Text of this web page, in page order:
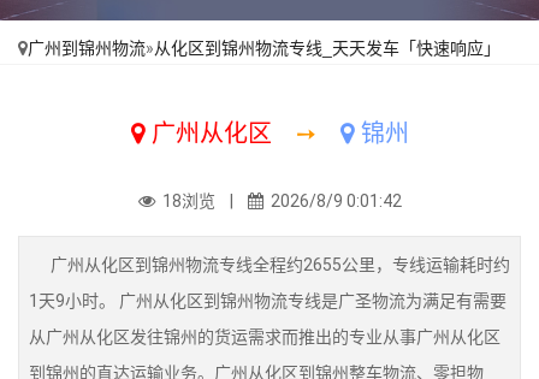
广州到锦州物流»从化区到锦州物流专线_天天发车「快速响应」
广州从化区 ➙ 锦州
18浏览 | 2026/8/9 0:01:42
广州从化区到锦州物流专线全程约2655公里，专线运输耗时约
1天9小时。 广州从化区到锦州物流专线是广圣物流为满足有需要
从广州从化区发往锦州的货运需求而推出的专业从事广州从化区
到锦州的直达运输业务。广州从化区到锦州整车物流、零担物